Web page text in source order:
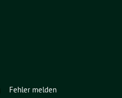
Fehler melden